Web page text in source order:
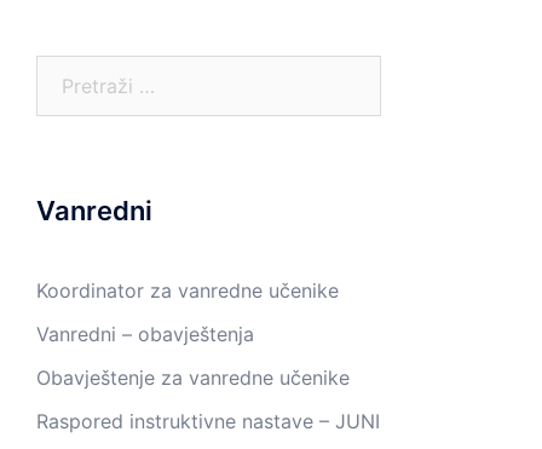
Vanredni
Koordinator za vanredne učenike
Vanredni – obavještenja
Obavještenje za vanredne učenike
Raspored instruktivne nastave – JUNI